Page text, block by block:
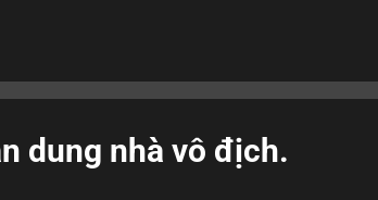
xác nhận các bức ảnh do anh chụp đều từ chiếc
dịch quảng bá sảm phẩm mới này. Đã có trên 30
20 phóng viên VN được mời sử dụng thử
dung nhà vô địch.